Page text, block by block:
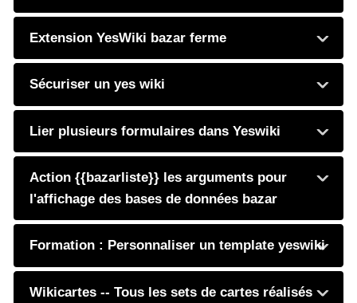
Extension YesWiki bazar ferme
Sécuriser un yes wiki
Lier plusieurs formulaires dans Yeswiki
Action {{bazarliste}} les arguments pour
l'affichage des bases de données bazar
Formation : Personnaliser un template yeswiki
Wikicartes -- Tous les sets de cartes réalisés